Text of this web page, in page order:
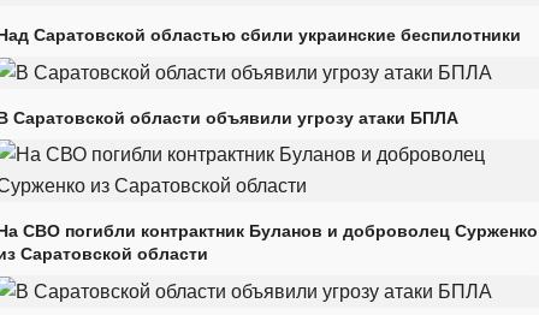
Саратовской областью сбили украинские беспилотники
Саратовской области объявили угрозу атаки БПЛА
СВО погибли контрактник Буланов и доброволец Сурженко
Саратовской области